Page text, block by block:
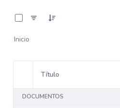
Inicio
Selección del elemento
Título
DOCUMENTOS